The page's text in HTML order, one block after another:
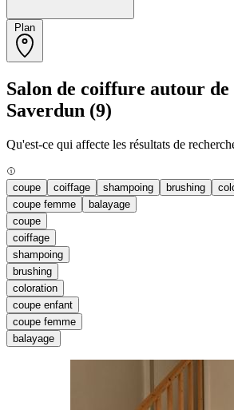
Salon de coiffure autour de
Saverdun (9)
Qu'est-ce qui affecte les résultats de
coupe coiffage shampoing brushing
coupe femme
balayage
coupe
coiffage
shampoing
brushing
coloration
coupe enfant
coupe femme
balayage